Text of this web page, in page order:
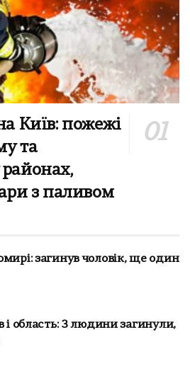
Київ: пожежі
та
з паливом
загинув чоловік, ще один
і область: 3 людини загинули,